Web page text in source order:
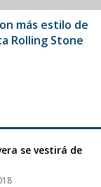
más estilo de
Rolling Stone
se vestirá de